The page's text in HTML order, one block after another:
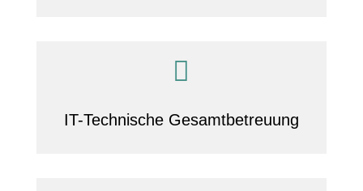

IT-Technische Gesamtbetreuung